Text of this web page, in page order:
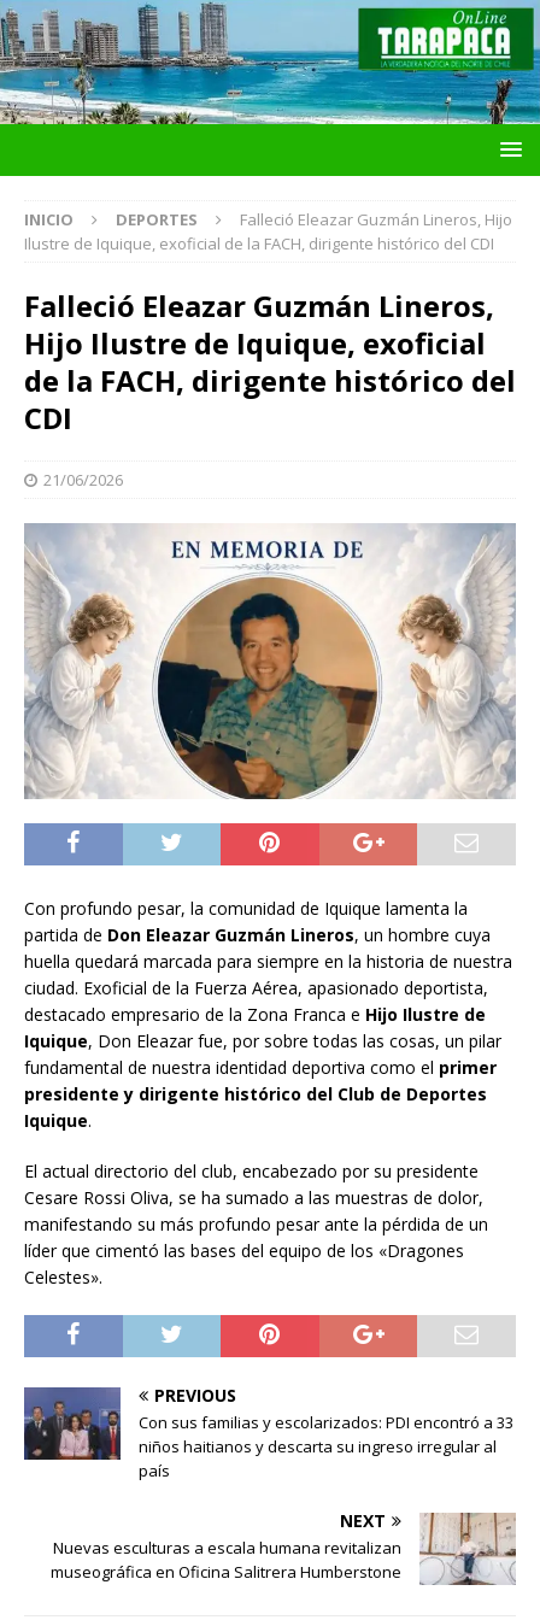
INICIO DEPORTES
Falleció Eleazar Guzmán Lineros, Hijo
Ilustre de Iquique, exoficial de la FACH, dirigente histórico del CDI
Falleció Eleazar Guzmán Lineros,
Hijo Ilustre de Iquique, exoficial
de la FACH, dirigente histórico del
CDI
21/06/2026
Con profundo pesar, la comunidad de Iquique lamenta la
partida de Don Eleazar Guzmán Lineros, un hombre cuya
huella quedará marcada para siempre en la historia de nuestra
ciudad. Exoficial de la Fuerza Aérea, apasionado deportista,
destacado empresario de la Zona Franca e Hijo Ilustre de
Iquique, Don Eleazar fue, por sobre todas las cosas, un pilar
fundamental de nuestra identidad deportiva como el primer
presidente y dirigente histórico del Club de Deportes
Iquique.
El actual directorio del club, encabezado por su presidente
Cesare Rossi Oliva, se ha sumado a las muestras de dolor,
manifestando su más profundo pesar ante la pérdida de un
líder que cimentó las bases del equipo de los «Dragones
Celestes».
PREVIOUS
Con sus familias y escolarizados: PDI encontró a 33
niños haitianos y descarta su ingreso irregular al
país
NEXT
Nuevas esculturas a escala humana revitalizan
museográfica en Oficina Salitrera Humberstone